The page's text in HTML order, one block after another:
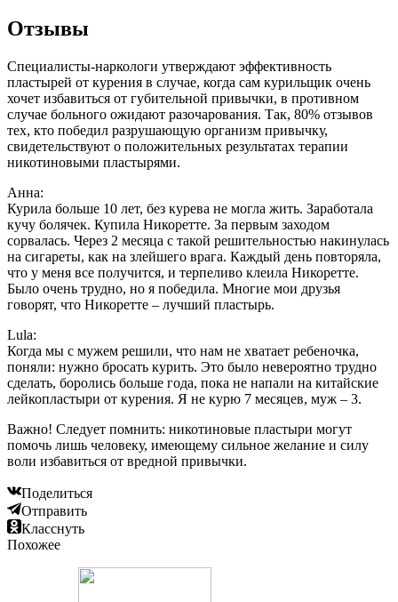
Отзывы
Специалисты-наркологи утверждают эффективность
пластырей от курения в случае, когда сам курильщик очень
хочет избавиться от губительной привычки, в противном
случае больного ожидают разочарования. Так, 80% отзывов
тех, кто победил разрушающую организм привычку,
свидетельствуют о положительных результатах терапии
никотиновыми пластырями.
Анна:
Курила больше 10 лет, без курева не могла жить. Заработала
кучу болячек. Купила Никоретте. За первым заходом
сорвалась. Через 2 месяца с такой решительностью накинулась
на сигареты, как на злейшего врага. Каждый день повторяла,
что у меня все получится, и терпеливо клеила Никоретте.
Было очень трудно, но я победила. Многие мои друзья
говорят, что Никоретте – лучший пластырь.
Lula:
Когда мы с мужем решили, что нам не хватает ребеночка,
поняли: нужно бросать курить. Это было невероятно трудно
сделать, боролись больше года, пока не напали на китайские
лейкопластыри от курения. Я не курю 7 месяцев, муж – 3.
Важно! Следует помнить: никотиновые пластыри могут
помочь лишь человеку, имеющему сильное желание и силу
воли избавиться от вредной привычки.
Поделиться
Отправить
Класснуть
Похожее